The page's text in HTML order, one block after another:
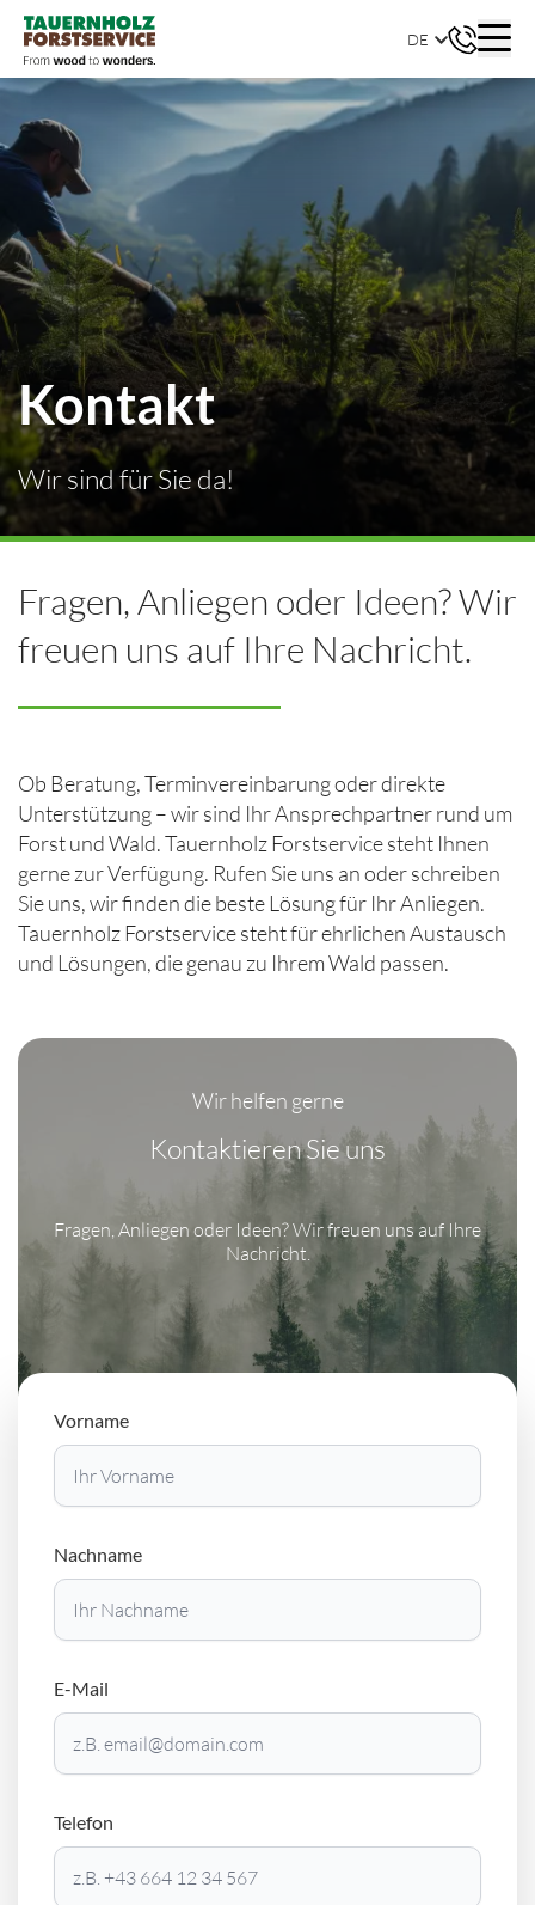
DE
Wir sind für Sie da!
Kontakt
Fragen, Anliegen oder Ideen? Wir
freuen uns auf Ihre Nachricht.
Ob Beratung, Terminvereinbarung oder direkte
Unterstützung – wir sind Ihr Ansprechpartner rund um
Forst und Wald. Tauernholz Forstservice steht Ihnen
gerne zur Verfügung. Rufen Sie uns an oder schreiben
Sie uns, wir finden die beste Lösung für Ihr Anliegen.
Tauernholz Forstservice steht für ehrlichen Austausch
und Lösungen, die genau zu Ihrem Wald passen.
Wir helfen gerne
Kontaktieren Sie uns
Fragen, Anliegen oder Ideen? Wir freuen uns auf Ihre
Nachricht.
Vorname
Nachname
E-Mail
Telefon